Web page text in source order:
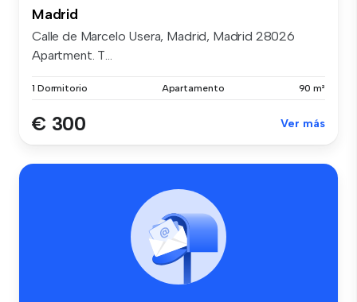
Madrid
Calle de Marcelo Usera, Madrid, Madrid 28026
Apartment. T...
1 Dormitorio Apartamento 90 m²
€ 300 Ver más